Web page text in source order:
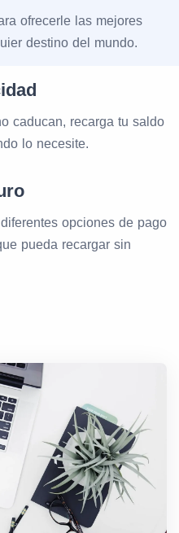
ofrecerle las mejores
destino del mundo.
caducan, recarga tu saldo
lo necesite.
opciones de pago
pueda recargar sin